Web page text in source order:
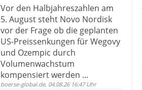
Vor den Halbjahreszahlen am
5. August steht Novo Nordisk
vor der Frage ob die geplanten
US-Preissenkungen für Wegovy
und Ozempic durch
Volumenwachstum
kompensiert werden ...
boerse-global.de, 04.08.26 16:47 Uhr